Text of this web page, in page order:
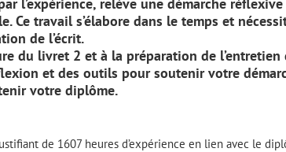
Ce travail s’élabore dans le temps et
de l’écrit.
du livret 2 et à la préparation de
et des outils pour soutenir votre
votre diplôme.
de 1607 heures d’expérience en lien avec le